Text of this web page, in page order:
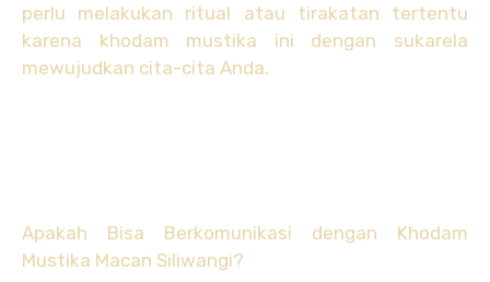
perlu melakukan ritual atau tirakatan tertentu
karena khodam mustika ini dengan sukarela
mewujudkan cita-cita Anda.
Apakah Bisa Berkomunikasi dengan Khodam
Mustika Macan Siliwangi?